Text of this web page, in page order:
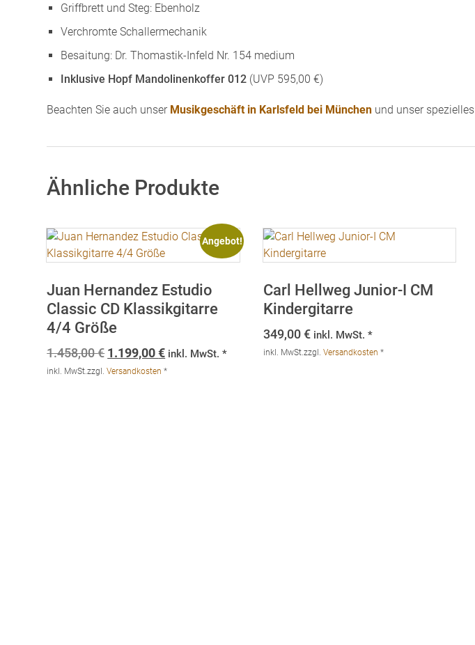
Griffbrett und Steg: Ebenholz
Verchromte Schallermechanik
Besaitung: Dr. Thomastik-Infeld Nr. 154 medium
Inklusive Hopf Mandolinenkoffer 012 (UVP 595,00 €)
Beachten Sie auch unser Musikgeschäft in Karlsfeld bei München und unser spezielles
Ähnliche Produkte
Angebot!
Juan Hernandez Estudio
Classic CD Klassikgitarre
4/4 Größe
1.458,00€ Ursprünglicher
Preis
1.199,00€Aktueller
Preis
inkl. MwSt. *
inkl. MwSt.zzgl.Versandkosten *
Carl Hellweg Junior-I CM
Kindergitarre
349,00€ inkl. MwSt. *
inkl. MwSt.zzgl. Versandkosten *